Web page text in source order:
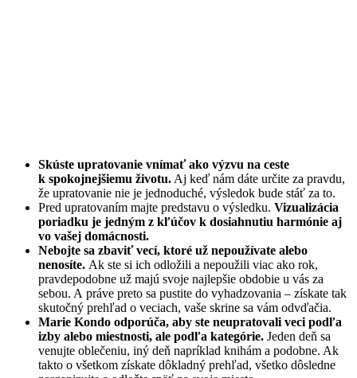
Skúste upratovanie vnímať ako výzvu na ceste
k spokojnejšiemu životu. Aj keď nám dáte určite za pravdu,
že upratovanie nie je jednoduché, výsledok bude stáť za to.
Pred upratovaním majte predstavu o výsledku. Vizualizácia
poriadku je jedným z kľúčov k dosiahnutiu harmónie aj
vo vašej domácnosti.
Nebojte sa zbaviť vecí, ktoré už nepoužívate alebo
nenosíte. Ak ste si ich odložili a nepoužili viac ako rok,
pravdepodobne už majú svoje najlepšie obdobie u vás za
sebou. A práve preto sa pustite do vyhadzovania – získate tak
skutočný prehľad o veciach, vaše skrine sa vám odvďačia.
Marie Kondo odporúča, aby ste neupratovali veci podľa
izby alebo miestnosti, ale podľa kategórie. Jeden deň sa
venujte oblečeniu, iný deň napríklad knihám a podobne. Ak
takto o všetkom získate dôkladný prehľad, všetko dôsledne